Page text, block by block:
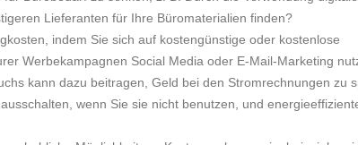
Lieferanten für Ihre Büromaterialien finden?
indem Sie sich auf kostengünstige oder kostenlose
Werbekampagnen Social Media oder E-Mail-Marketing
kann dazu beitragen, Geld bei den Stromrechnungen zu
wenn Sie sie nicht benutzen, und